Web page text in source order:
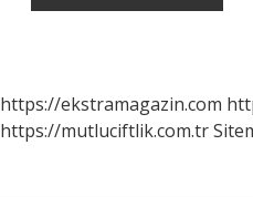
https://ekstramagazin.com
https://mutluciftlik.com.tr